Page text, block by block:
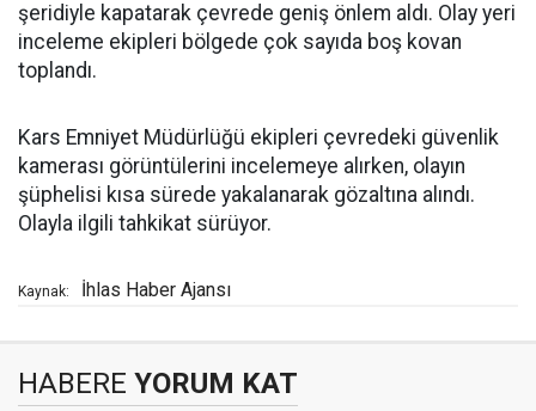
şeridiyle kapatarak çevrede geniş önlem aldı. Olay yeri
inceleme ekipleri bölgede çok sayıda boş kovan
toplandı.
Kars Emniyet Müdürlüğü ekipleri çevredeki güvenlik
kamerası görüntülerini incelemeye alırken, olayın
şüphelisi kısa sürede yakalanarak gözaltına alındı.
Olayla ilgili tahkikat sürüyor.
Kaynak: İhlas Haber Ajansı
HABERE YORUM KAT